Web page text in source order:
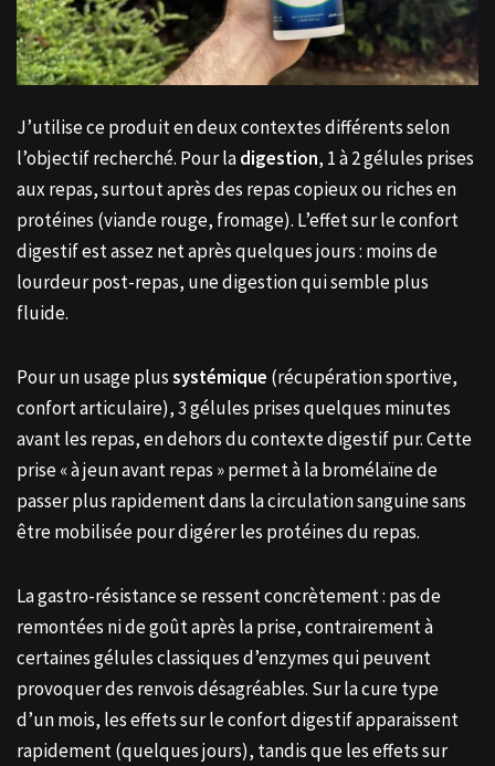
J’utilise ce produit en deux contextes différents selon
l’objectif recherché. Pour ladigestion, 1 à 2 gélules prises
aux repas, surtout après des repas copieux ou riches en
protéines (viande rouge, fromage). L’effet sur le confort
digestif est assez net après quelques jours : moins de
lourdeur post-repas, une digestion qui semble plus
fluide.
Pour un usage plussystémique (récupération sportive,
confort articulaire), 3 gélules prises quelques minutes
avant les repas, en dehors du contexte digestif pur. Cette
prise « à jeun avant repas » permet à la bromélaïne de
passer plus rapidement dans la circulation sanguine sans
être mobilisée pour digérer les protéines du repas.
La gastro-résistance se ressent concrètement : pas de
remontées ni de goût après la prise, contrairement à
certaines gélules classiques d’enzymes qui peuvent
provoquer des renvois désagréables. Sur la cure type
d’un mois, les effets sur le confort digestif apparaissent
rapidement (quelques jours), tandis que les effets sur